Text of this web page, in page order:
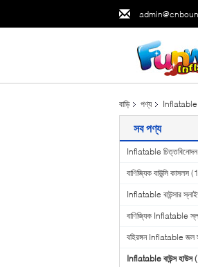
বাড়ি পণ্য Inflatable
সব পণ্য
Inflatable চিত্তবিনোদন
বাণিজ্যিক বাউন্সি কাসলস
Inflatable বাউন্সার
বাণিজ্যিক Inflatable
বহিরঙ্গন Inflatable জল
Inflatable বাউন্স হাউস